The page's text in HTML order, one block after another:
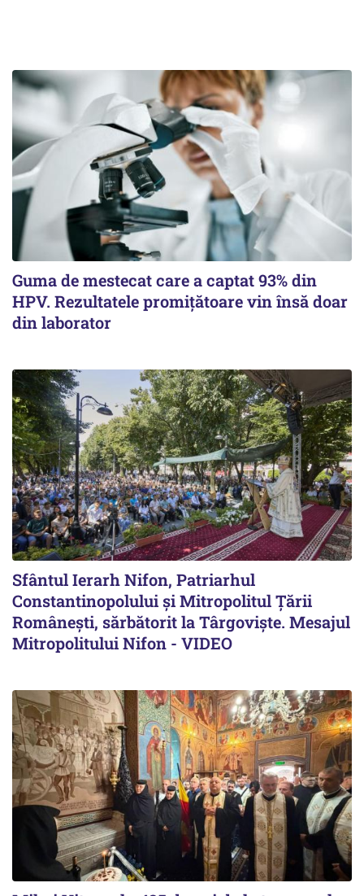
Guma de mestecat care a captat 93% din
HPV. Rezultatele promițătoare vin însă doar
din laborator
Sfântul Ierarh Nifon, Patriarhul
Constantinopolului și Mitropolitul Țării
Românești, sărbătorit la Târgoviște. Mesajul
Mitropolitului Nifon - VIDEO